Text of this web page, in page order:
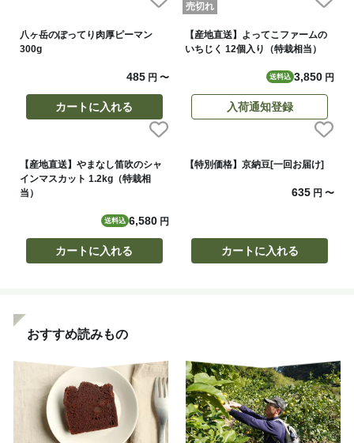
八ヶ岳のぽってり肉厚ピーマン
300g
485円 〜
カートに入れる
売切れ
【産地直送】よってこファームの
いちじく 12個入り（特栽相当）
送料込 3,850 円
入荷通知登録
【産地直送】やまなし笛吹のシャ
インマスカット 1.2kg（特栽相
当）
送料込 6,580円
カートに入れる
【特別価格】京納豆[一回お届け]
635 円〜
カートに入れる
おすすめ読みもの